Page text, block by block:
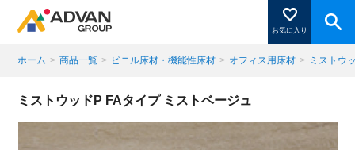
お気に入り
商品ページにある「お気に入り登録」を押すと登録した
商品がここに表示されます。
ホーム > 商品一覧 > ビニル床材・機能性床材 > オフィス用床材 > ミストウ
ミストウッドP FAタイプ ミストベージュ